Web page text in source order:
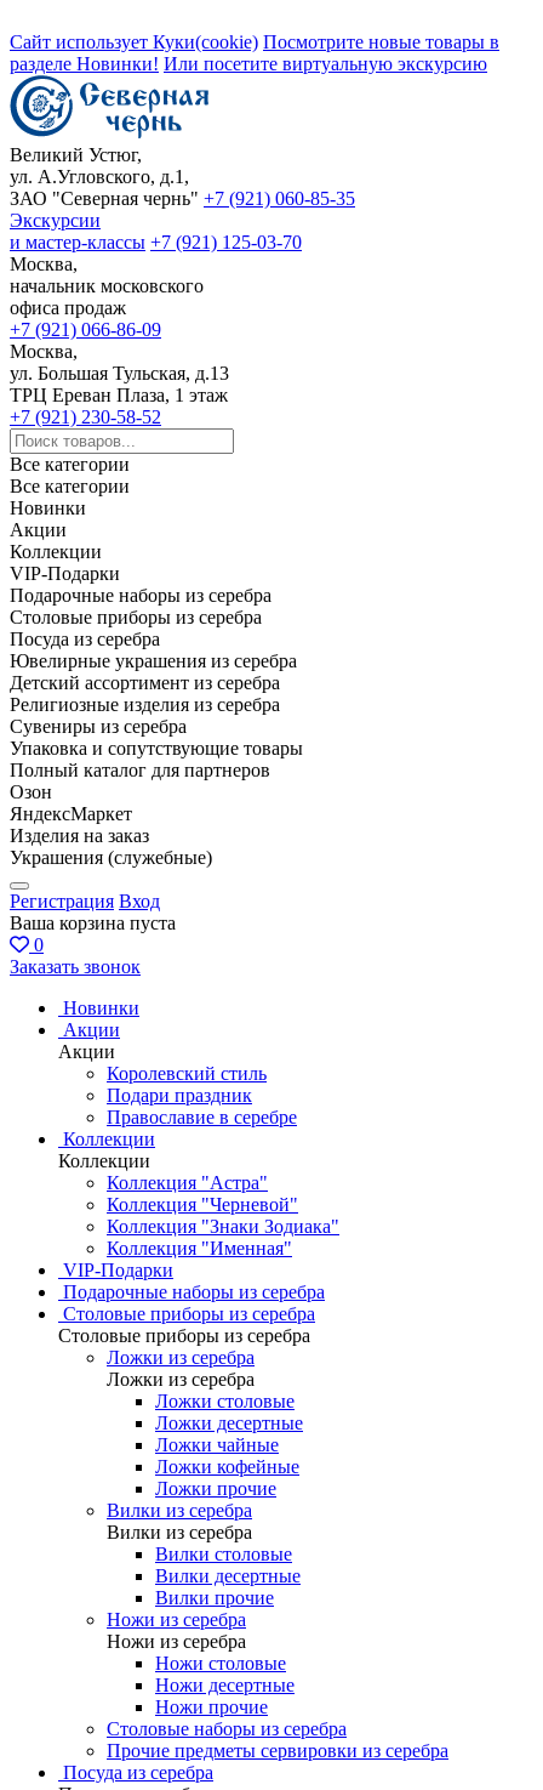
Сайт использует Куки(cookie) Посмотрите новые товары в
разделе Новинки! Или посетите виртуальную экскурсию
Великий Устюг,
ул. А.Угловского, д.1,
ЗАО "Северная чернь" +7 (921) 060-85-35
Экскурсии
и мастер-классы +7 (921) 125-03-70
Москва,
начальник московского
офиса продаж
+7 (921) 066-86-09
Москва,
ул. Большая Тульская, д.13
ТРЦ Ереван Плаза, 1 этаж
+7 (921) 230-58-52
Все категории
Все категории
Новинки
Акции
Коллекции
VIP-Подарки
Подарочные наборы из серебра
Столовые приборы из серебра
Посуда из серебра
Ювелирные украшения из серебра
Детский ассортимент из серебра
Религиозные изделия из серебра
Сувениры из серебра
Упаковка и сопутствующие товары
Полный каталог для партнеров
Озон
ЯндексМаркет
Изделия на заказ
Украшения (служебные)
Регистрация Вход
Ваша корзина пуста
0
Заказать звонок
Новинки
Акции
Акции
Королевский стиль
Подари праздник
Православие в серебре
Коллекции
Коллекции
Коллекция "Астра"
Коллекция "Черневой"
Коллекция "Знаки Зодиака"
Коллекция "Именная"
VIP-Подарки
Подарочные наборы из серебра
Столовые приборы из серебра
Столовые приборы из серебра
Ложки из серебра
Ложки из серебра
Ложки столовые
Ложки десертные
Ложки чайные
Ложки кофейные
Ложки прочие
Вилки из серебра
Вилки из серебра
Вилки столовые
Вилки десертные
Вилки прочие
Ножи из серебра
Ножи из серебра
Ножи столовые
Ножи десертные
Ножи прочие
Столовые наборы из серебра
Прочие предметы сервировки из серебра
Посуда из серебра